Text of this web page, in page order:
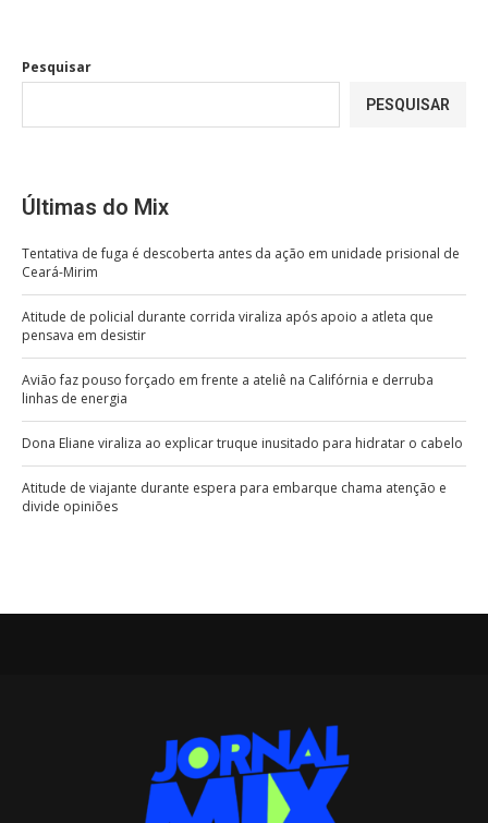
Pesquisar
PESQUISAR
Últimas do Mix
Tentativa de fuga é descoberta antes da ação em unidade prisional de
Ceará-Mirim
Atitude de policial durante corrida viraliza após apoio a atleta que
pensava em desistir
Avião faz pouso forçado em frente a ateliê na Califórnia e derruba
linhas de energia
Dona Eliane viraliza ao explicar truque inusitado para hidratar o cabelo
Atitude de viajante durante espera para embarque chama atenção e
divide opiniões